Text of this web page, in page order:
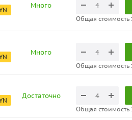
Много
Общая стоимость
Много
Общая стоимость
Достаточно
Общая стоимость